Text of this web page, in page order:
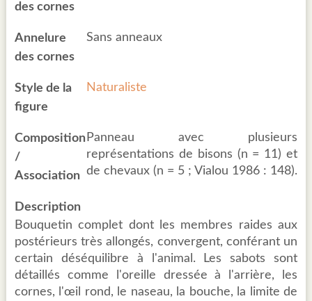
des cornes
Annelure
des cornes
Sans anneaux
Style de la
figure
Naturaliste
Composition
/
Association
Panneau avec plusieurs
représentations de bisons (n = 11) et
de chevaux (n = 5 ; Vialou 1986 : 148).
Description
Bouquetin complet dont les membres raides aux
postérieurs très allongés, convergent, conférant un
certain déséquilibre à l'animal. Les sabots sont
détaillés comme l'oreille dressée à l'arrière, les
cornes, l'œil rond, le naseau, la bouche, la limite de